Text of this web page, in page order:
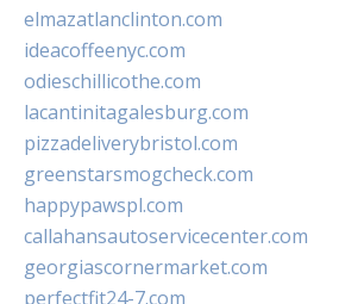
elmazatlanclinton.com
ideacoffeenyc.com
odieschillicothe.com
lacantinitagalesburg.com
pizzadeliverybristol.com
greenstarsmogcheck.com
happypawspl.com
callahansautoservicecenter.com
georgiascornermarket.com
perfectfit24-7.com